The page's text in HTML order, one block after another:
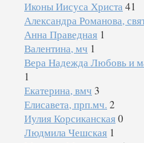
Иконы Иисуса Христа 41
Александра Романова,
Анна Праведная 1
Валентина, мч 1
Вера Надежда Любовь и
1
Екатерина, вмч 3
Елисавета, прп.мч. 2
Иулия Корсиканская0
Людмила Чешская 1